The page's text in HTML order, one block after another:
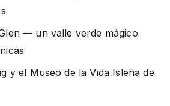
— un valle verde mágico
y el Museo de la Vida Isleña de